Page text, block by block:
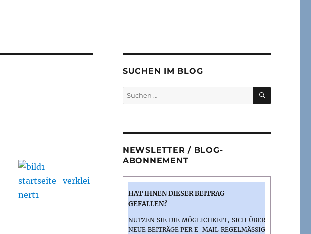
SUCHEN IM BLOG
Suchen
nach:
SUCHEN
NEWSLETTER / BLOG-
ABONNEMENT
HAT IHNEN DIESER BEITRAG
GEFALLEN?
NUTZEN SIE DIE MÖGLICHKEIT, SICH ÜBER
NEUE BEITRÄGE PER E-MAIL REGELMÄSSIG I